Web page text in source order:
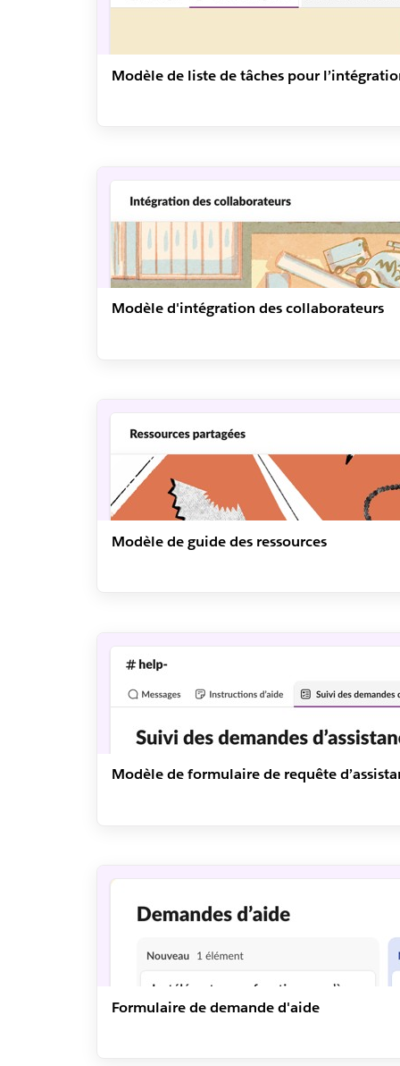
Modèle de liste de tâches pour
Modèle d'intégration des collaborateurs
Modèle de guide des ressources
Modèle de formulaire de requête
Formulaire de demande d'aide